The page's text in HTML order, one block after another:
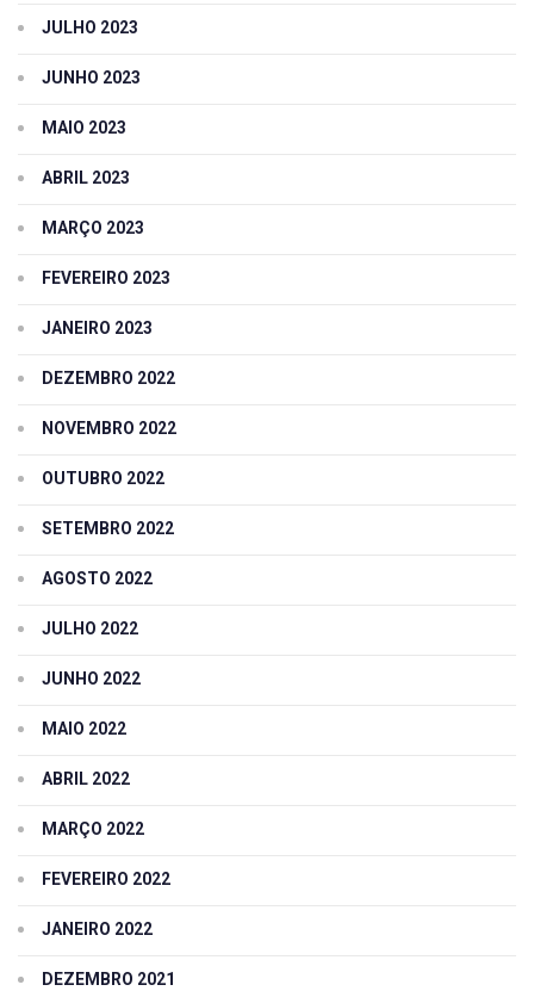
JULHO 2023
JUNHO 2023
MAIO 2023
ABRIL 2023
MARÇO 2023
FEVEREIRO 2023
JANEIRO 2023
DEZEMBRO 2022
NOVEMBRO 2022
OUTUBRO 2022
SETEMBRO 2022
AGOSTO 2022
JULHO 2022
JUNHO 2022
MAIO 2022
ABRIL 2022
MARÇO 2022
FEVEREIRO 2022
JANEIRO 2022
DEZEMBRO 2021